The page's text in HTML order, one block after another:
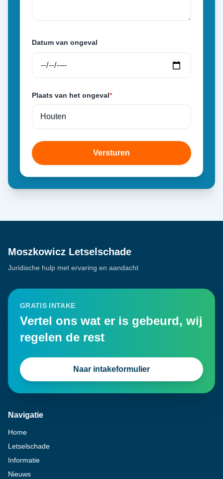
Datum van ongeval
Plaats van het ongeval*
Versturen
Moszkowicz Letselschade
Juridische hulp met ervaring en aandacht
GRATIS INTAKE
Vertel ons wat er is gebeurd, wij
regelen de rest
Naar intakeformulier
Navigatie
Home
Letselschade
Informatie
Nieuws